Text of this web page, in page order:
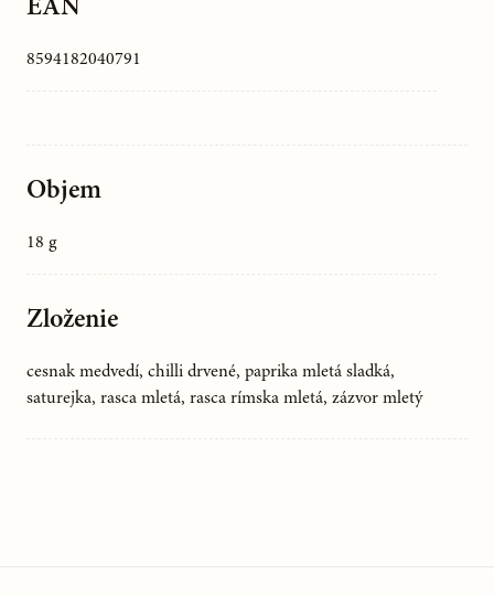
EAN
8594182040791
Objem
18 g
Zloženie
cesnak medvedí, chilli drvené, paprika mletá sladká,
saturejka, rasca mletá, rasca rímska mletá, zázvor mletý